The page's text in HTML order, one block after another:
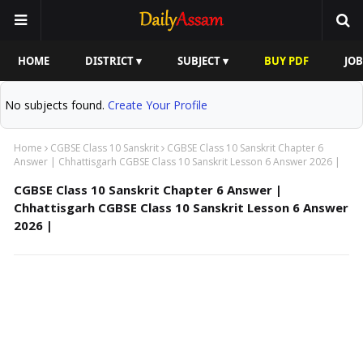
HOME DISTRICT ▾ SUBJECT ▾ BUY PDF
No subjects found. Create Your Profile
Home CGBSE Class 10 Sanskrit
CGBSE Class 10 Sanskrit Chapter 6
Answer | Chhattisgarh CGBSE Class 10 Sanskrit Lesson 6 Answer 2026 |
CGBSE Class 10 Sanskrit Chapter 6 Answer |
Chhattisgarh CGBSE Class 10 Sanskrit Lesson 6 Answer
2026 |